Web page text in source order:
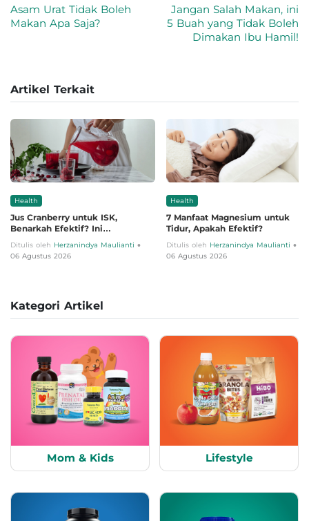
Asam Urat Tidak Boleh
Makan Apa Saja?
Jangan Salah Makan, ini
5 Buah yang Tidak Boleh
Dimakan Ibu Hamil!
Artikel Terkait
Health
Jus Cranberry untuk ISK,
Benarkah Efektif? Ini
Ditulis oleh Herzanindya Maulianti •
06 Agustus 2026
Health
7 Manfaat Magnesium untuk
Tidur, Apakah Efektif?
Ditulis oleh Herzanindya Maulianti •
06 Agustus 2026
Kategori Artikel
Mom & Kids Lifestyle